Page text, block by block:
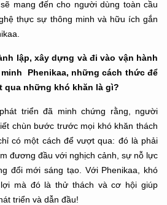
mang đến cho người dùng toàn cầu
thực sự thông minh và hữu ích gắn
lập, xây dựng và đi vào vận hành
Phenikaa, những cách thức để
qua những khó khăn là gì?
triển đã minh chứng rằng, người
chùn bước trước mọi khó khăn thách
có một cách để vượt qua: đó là phải
đương đầu với nghịch cảnh, sự nỗ lực
đổi mới sáng tạo. Với Phenikaa, khó
mà đó là thử thách và cơ hội giúp
triển và dẫn đầu!